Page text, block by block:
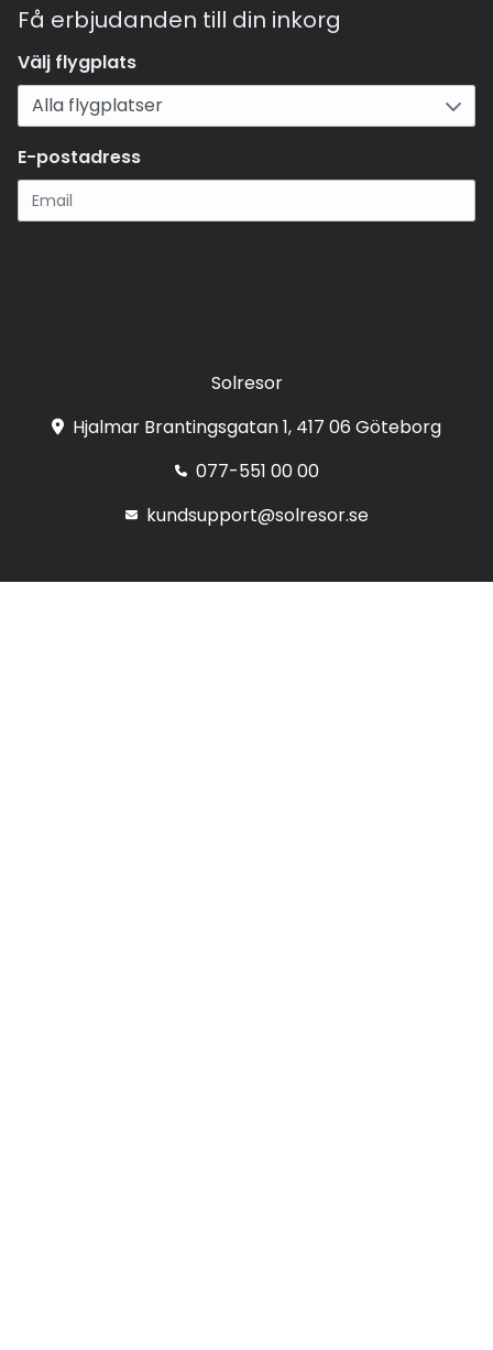
Få erbjudanden till din inkorg
Välj flygplats
E-postadress
Solresor
Hjalmar Brantingsgatan 1, 417 06 Göteborg
077-551 00 00
kundsupport@solresor.se